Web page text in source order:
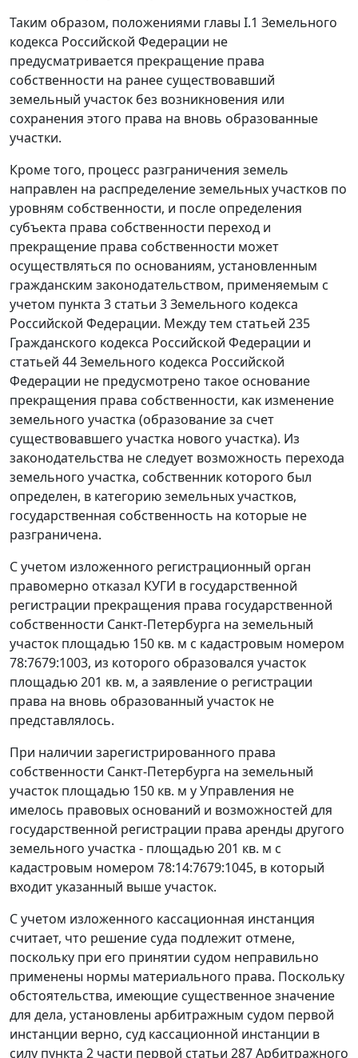
Таким образом, положениями главы I.1 Земельного
кодекса Российской Федерации не
предусматривается прекращение права
собственности на ранее существовавший
земельный участок без возникновения или
сохранения этого права на вновь образованные
участки.
Кроме того, процесс разграничения земель
направлен на распределение земельных участков по
уровням собственности, и после определения
субъекта права собственности переход и
прекращение права собственности может
осуществляться по основаниям, установленным
гражданским законодательством, применяемым с
учетом пункта 3 статьи 3Земельного кодекса
Российской Федерации. Между тем статьей 235
Гражданского кодекса Российской Федерации и
статьей 44Земельного кодекса Российской
Федерации не предусмотрено такое основание
прекращения права собственности, как изменение
земельного участка (образование за счет
существовавшего участка нового участка). Из
законодательства не следует возможность перехода
земельного участка, собственник которого был
определен, в категорию земельных участков,
государственная собственность на которые не
разграничена.
С учетом изложенного регистрационный орган
правомерно отказал КУГИ в государственной
регистрации прекращения права государственной
собственности Санкт-Петербурга на земельный
участок площадью 150 кв. м с кадастровым номером
78:7679:1003, из которого образовался участок
площадью 201 кв. м, а заявление о регистрации
права на вновь образованный участок не
представлялось.
При наличии зарегистрированного права
собственности Санкт-Петербурга на земельный
участок площадью 150 кв. м у Управления не
имелось правовых оснований и возможностей для
государственной регистрации права аренды другого
земельного участка - площадью 201 кв. м с
кадастровым номером 78:14:7679:1045, в который
входит указанный выше участок.
С учетом изложенного кассационная инстанция
считает, что решение суда подлежит отмене,
поскольку при его принятии судом неправильно
применены нормы материального права. Поскольку
обстоятельства, имеющие существенное значение
для дела, установлены арбитражным судом первой
инстанции верно, суд кассационной инстанции в
силу пункта 2 части первой статьи 287Арбитражного